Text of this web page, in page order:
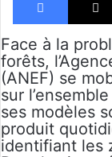
Face à la
forêts,
(ANEF) se
sur
ses modèles
produit
identifiant les